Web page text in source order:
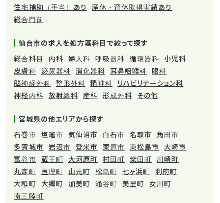
住宅補助（手当）あり
産休・育休取得実績あり
総合門前
仙台市の求人を処方箋科目で絞って探す
総合科目
内科 婦人科 呼吸器科 循環器科
小児科
皮膚科
泌尿器科 消化器科 耳鼻咽喉科
眼科
脳神経外科
整形外科 精神科
リハビリテーション科
神経内科
放射線科 産科 形成外科 その他
宮城県の他エリアから探す
石巻市
塩竈市 気仙沼市 白石市 名取市
角田市
多賀城市
岩沼市 登米市 栗原市 東松島市
大崎市
富谷市
蔵王町 大河原町 村田町 柴田町
川崎町
丸森町
亘理町 山元町 松島町 七ヶ浜町
利府町
大和町
大郷町 加美町 涌谷町 美里町
女川町
南三陸町